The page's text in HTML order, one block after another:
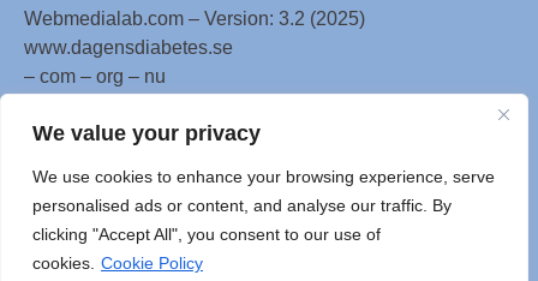
We value your privacy
We use cookies to enhance your browsing experience, serve
personalised ads or content, and analyse our traffic. By
clicking "Accept All", you consent to our use of
cookies. Cookie Policy
Webmedialab.com – Version: 3.2 (2025)
www.dagensdiabetes.se
– com – org – nu
All material on this website
WebMD LLC. This website also contains material
copyrighted by 3rd parties.